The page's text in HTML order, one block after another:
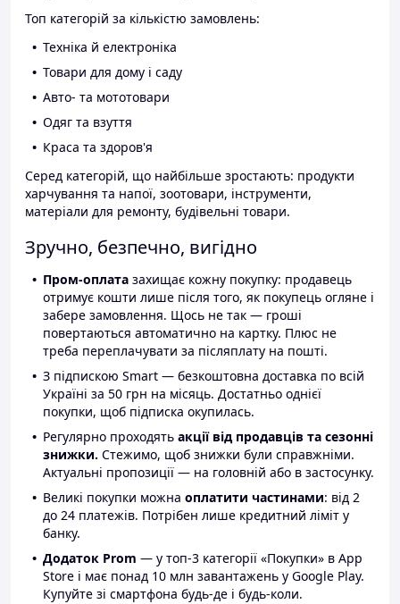
Топ категорій за кількістю замовлень:
Техніка й електроніка
Товари для дому і саду
Авто- та мототовари
Одяг та взуття
Краса та здоров'я
Серед категорій, що найбільше зростають: продукти
харчування та напої, зоотовари, інструменти,
матеріали для ремонту, будівельні товари.
Зручно, безпечно, вигідно
Пром-оплата захищає кожну покупку: продавець
отримує кошти лише після того, як покупець огляне і
забере замовлення. Щось не так — гроші
повертаються автоматично на картку. Плюс не
треба переплачувати за післяплату на пошті.
З підпискою Smart — безкоштовна доставка по всій
Україні за 50 грн на місяць. Достатньо однієї
покупки, щоб підписка окупилась.
Регулярно проходять акції від продавців та сезонні
знижки. Стежимо, щоб знижки були справжніми.
Актуальні пропозиції — на головній або в застосунку.
Великі покупки можна оплатити частинами: від 2
до 24 платежів. Потрібен лише кредитний ліміт у
банку.
Додаток Prom — у топ-3 категорії «Покупки» в App
Store і має понад 10 млн завантажень у Google Play.
Купуйте зі смартфона будь-де і будь-коли.